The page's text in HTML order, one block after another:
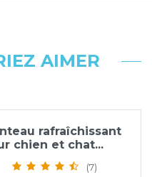
AIMER
rafraîchissant
chien et chat...
(7)